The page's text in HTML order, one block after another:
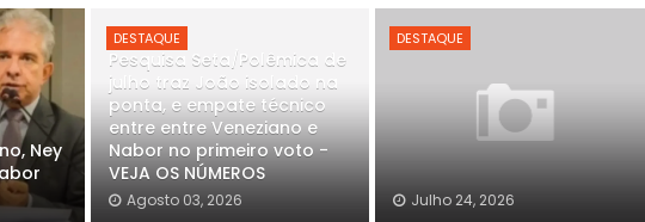
Ney
DESTAQUE
Pesquisa Seta/Polêmica de
julho traz João isolado na
ponta, e empate técnico
entre entre Veneziano e
Nabor no primeiro voto -
VEJA OS NÚMEROS
Agosto 03, 2026
DESTAQUE
Julho 24, 2026